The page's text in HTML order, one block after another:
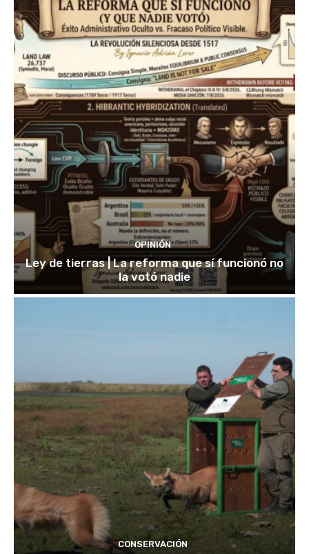
OPINIÓN
Ley de tierras | La reforma que sí funcionó no
la votó nadie
CONSERVACIÓN